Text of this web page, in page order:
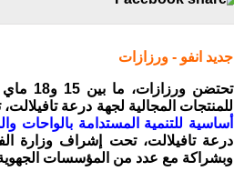
جديد انفو - ورزازات
للمنتجات المجالية لجهة درعة
أساسية للتنمية المستدامة بالواحات
درعة تافيلالت، تحت إشراف وزارة
وبشراكة مع عدد من المؤسسات